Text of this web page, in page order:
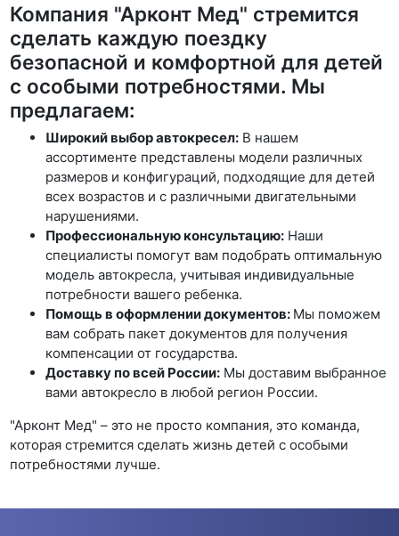
Компания "Арконт Мед" стремится
сделать каждую поездку
безопасной и комфортной для детей
с особыми потребностями. Мы
предлагаем:
Широкий выбор автокресел: В нашем
ассортименте представлены модели различных
размеров и конфигураций, подходящие для детей
всех возрастов и с различными двигательными
нарушениями.
Профессиональную консультацию: Наши
специалисты помогут вам подобрать оптимальную
модель автокресла, учитывая индивидуальные
потребности вашего ребенка.
Помощь в оформлении документов: Мы поможем
вам собрать пакет документов для получения
компенсации от государства.
Доставку по всей России: Мы доставим выбранное
вами автокресло в любой регион России.
"Арконт Мед" – это не просто компания, это команда,
которая стремится сделать жизнь детей с особыми
потребностями лучше.